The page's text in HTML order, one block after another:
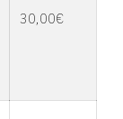
30,00€